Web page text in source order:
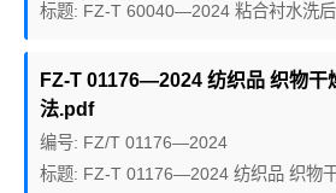
标题: FZ-T 60040—2024 粘合衬水洗
FZ-T 01176—2024 纺织品 织物干
法.pdf
编号: FZ/T 01176—2024
标题: FZ-T 01176—2024 纺织品 织物